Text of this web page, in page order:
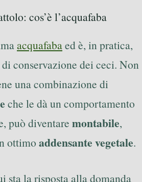
cos’è l’acquafaba
acquafabaed è, in pratica,
conservazione dei ceci. Non
una combinazione di
che le dà un comportamento
può diventare montabile,
ottimo addensante vegetale.
sta la risposta alla domanda